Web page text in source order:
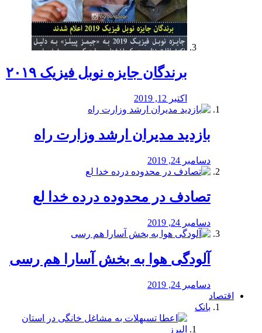
برندگان جایزه نوبل فیزیک ۲۰۱۹
اکتبر 12, 2019
بازدید مدیران ارشد وزارت راه
دسامبر 24, 2019
تصادف در محدوده درده خدا لع
دسامبر 24, 2019
آلودگی هوا به بخش آسارا هم رسی
دسامبر 24, 2019
اقتصاد
بانک